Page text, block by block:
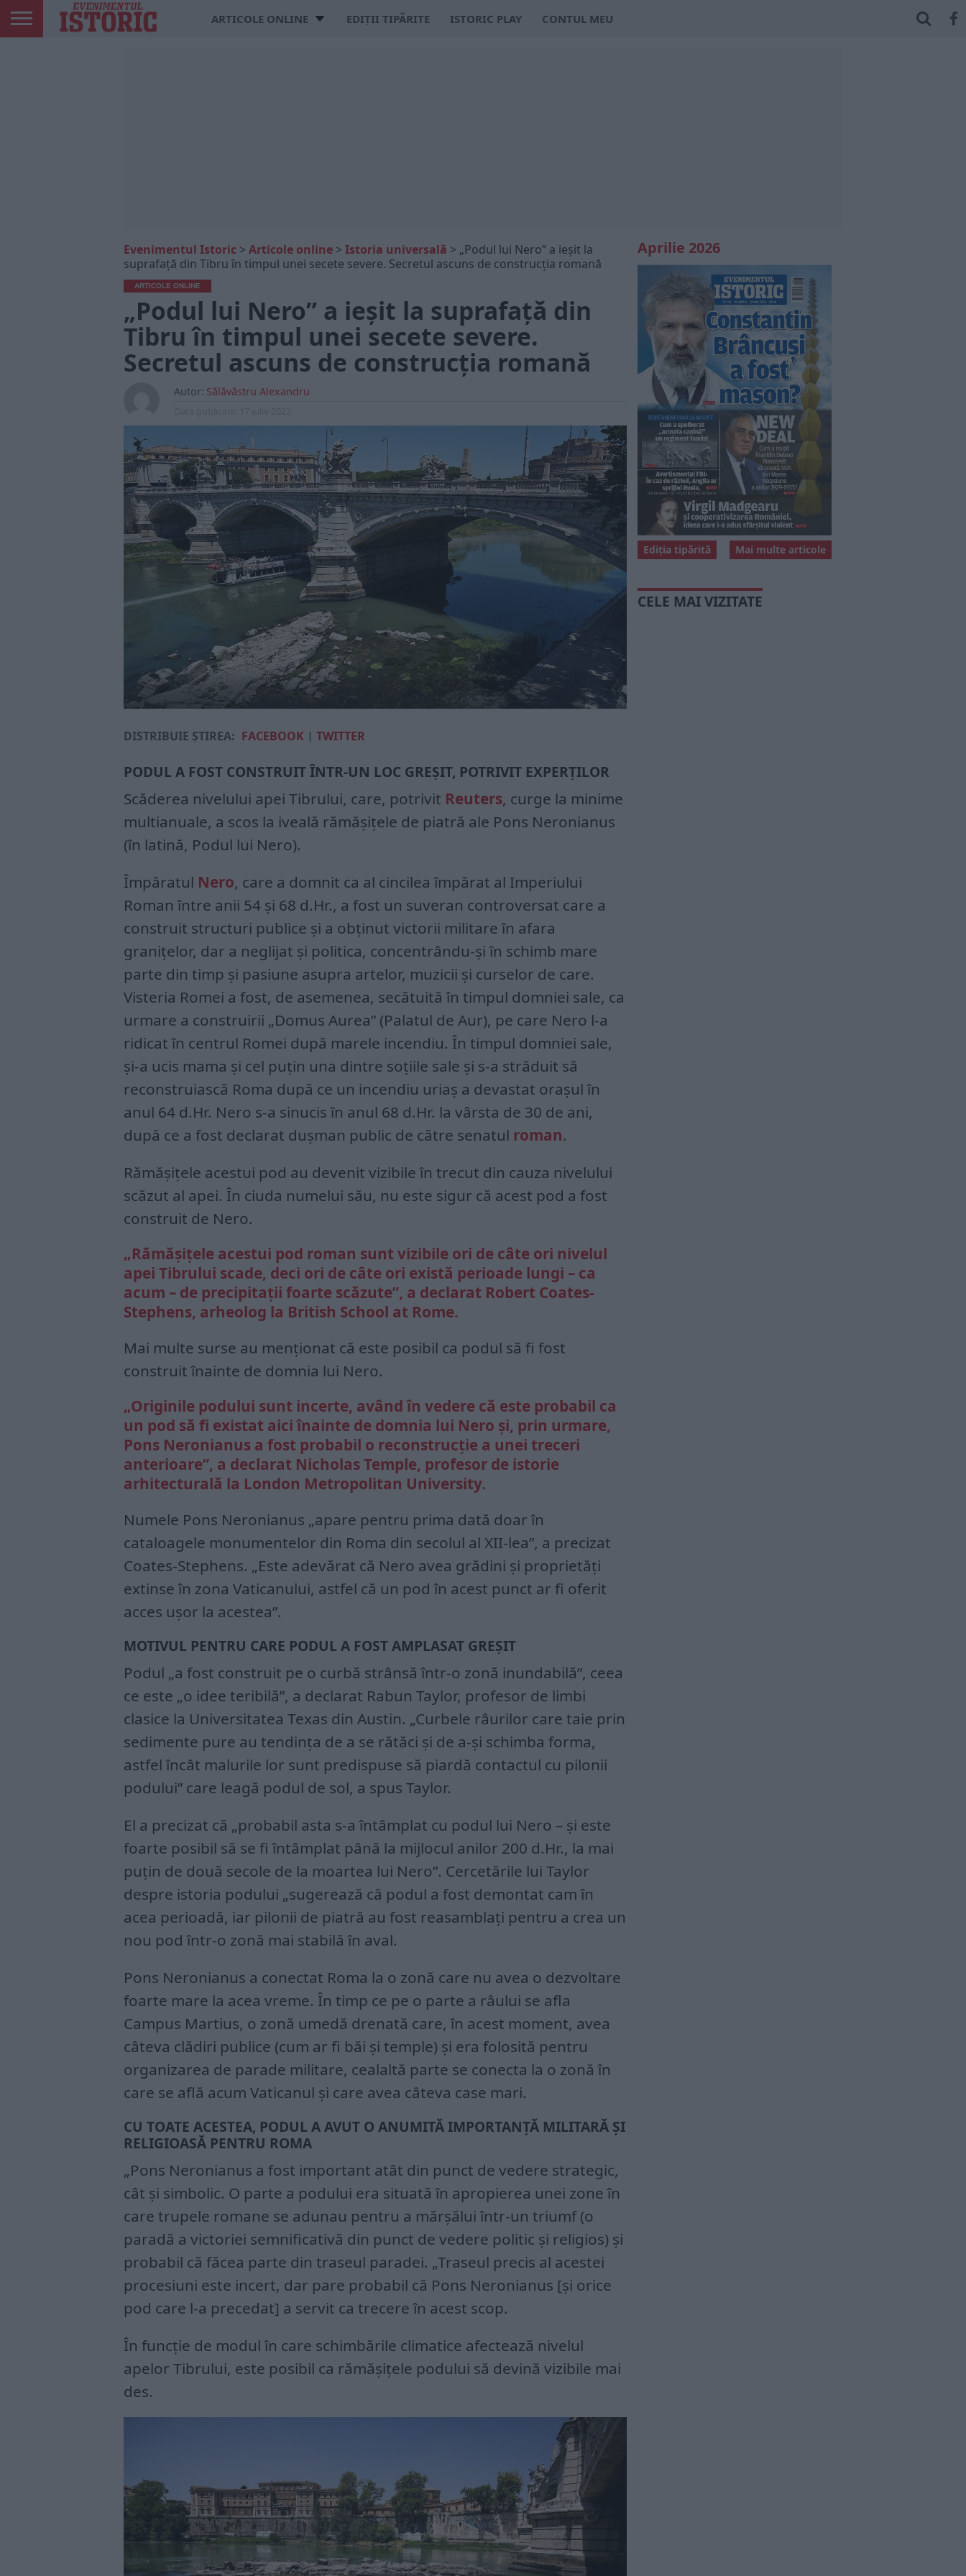
ARTICOLE ONLINE EDIȚII TIPĂRITE ISTORIC PLAY CONTUL MEU
Evenimentul Istoric > Articole online > Istoria universală > „Podul lui Nero” a ieșit la
suprafață din Tibru în timpul unei secete severe. Secretul ascuns de construcția romană
ARTICOLE ONLINE
„Podul lui Nero” a ieșit la suprafață din
Tibru în timpul unei secete severe.
Secretul ascuns de construcția romană
Autor: Sălăvăstru Alexandru
DISTRIBUIE ȘTIREA: FACEBOOK | TWITTER
PODUL A FOST CONSTRUIT ÎNTR-UN LOC GREȘIT, POTRIVIT EXPERȚILOR
Scăderea nivelului apei Tibrului, care, potrivit Reuters, curge la minime
multianuale, a scos la iveală rămășițele de piatră ale Pons Neronianus
(în latină, Podul lui Nero).
Împăratul Nero, care a domnit ca al cincilea împărat al Imperiului
Roman între anii 54 și 68 d.Hr., a fost un suveran controversat care a
construit structuri publice și a obținut victorii militare în afara
granițelor, dar a neglijat și politica, concentrându-și în schimb mare
parte din timp și pasiune asupra artelor, muzicii și curselor de care.
Visteria Romei a fost, de asemenea, secătuită în timpul domniei sale, ca
urmare a construirii „Domus Aurea” (Palatul de Aur), pe care Nero l-a
ridicat în centrul Romei după marele incendiu. În timpul domniei sale,
și-a ucis mama și cel puțin una dintre soțiile sale și s-a străduit să
reconstruiască Roma după ce un incendiu uriaș a devastat orașul în
anul 64 d.Hr. Nero s-a sinucis în anul 68 d.Hr. la vârsta de 30 de ani,
după ce a fost declarat dușman public de către senatul roman.
Rămășițele acestui pod au devenit vizibile în trecut din cauza nivelului
scăzut al apei. În ciuda numelui său, nu este sigur că acest pod a fost
construit de Nero.
„Rămășițele acestui pod roman sunt vizibile ori de câte ori nivelul
apei Tibrului scade, deci ori de câte ori există perioade lungi – ca
acum – de precipitații foarte scăzute”, a declarat Robert Coates-
Stephens, arheolog la British School at Rome.
Mai multe surse au menționat că este posibil ca podul să fi fost
construit înainte de domnia lui Nero.
„Originile podului sunt incerte, având în vedere că este probabil ca
un pod să fi existat aici înainte de domnia lui Nero și, prin urmare,
Pons Neronianus a fost probabil o reconstrucție a unei treceri
anterioare”, a declarat Nicholas Temple, profesor de istorie
arhitecturală la London Metropolitan University.
Numele Pons Neronianus „apare pentru prima dată doar în
cataloagele monumentelor din Roma din secolul al XII-lea”, a precizat
Coates-Stephens. „Este adevărat că Nero avea grădini și proprietăți
extinse în zona Vaticanului, astfel că un pod în acest punct ar fi oferit
acces ușor la acestea”.
MOTIVUL PENTRU CARE PODUL A FOST AMPLASAT GREȘIT
Podul „a fost construit pe o curbă strânsă într-o zonă inundabilă”, ceea
ce este „o idee teribilă”, a declarat Rabun Taylor, profesor de limbi
clasice la Universitatea Texas din Austin. „Curbele râurilor care taie prin
sedimente pure au tendința de a se rătăci și de a-și schimba forma,
astfel încât malurile lor sunt predispuse să piardă contactul cu pilonii
podului” care leagă podul de sol, a spus Taylor.
El a precizat că „probabil asta s-a întâmplat cu podul lui Nero – și este
foarte posibil să se fi întâmplat până la mijlocul anilor 200 d.Hr., la mai
puțin de două secole de la moartea lui Nero”. Cercetările lui Taylor
despre istoria podului „sugerează că podul a fost demontat cam în
acea perioadă, iar pilonii de piatră au fost reasamblați pentru a crea un
nou pod într-o zonă mai stabilă în aval.
Pons Neronianus a conectat Roma la o zonă care nu avea o dezvoltare
foarte mare la acea vreme. În timp ce pe o parte a râului se afla
Campus Martius, o zonă umedă drenată care, în acest moment, avea
câteva clădiri publice (cum ar fi băi și temple) și era folosită pentru
organizarea de parade militare, cealaltă parte se conecta la o zonă în
care se află acum Vaticanul și care avea câteva case mari.
CU TOATE ACESTEA, PODUL A AVUT O ANUMITĂ IMPORTANȚĂ MILITARĂ ȘI
RELIGIOASĂ PENTRU ROMA
„Pons Neronianus a fost important atât din punct de vedere strategic,
cât și simbolic. O parte a podului era situată în apropierea unei zone în
care trupele romane se adunau pentru a mărșălui într-un triumf (o
paradă a victoriei semnificativă din punct de vedere politic și religios) și
probabil că făcea parte din traseul paradei. „Traseul precis al acestei
procesiuni este incert, dar pare probabil că Pons Neronianus [și orice
pod care l-a precedat] a servit ca trecere în acest scop.
În funcție de modul în care schimbările climatice afectează nivelul
apelor Tibrului, este posibil ca rămășițele podului să devină vizibile mai
des.
Aprilie 2026
Mai multe articole
Ediția tipărită
CELE MAI VIZITATE